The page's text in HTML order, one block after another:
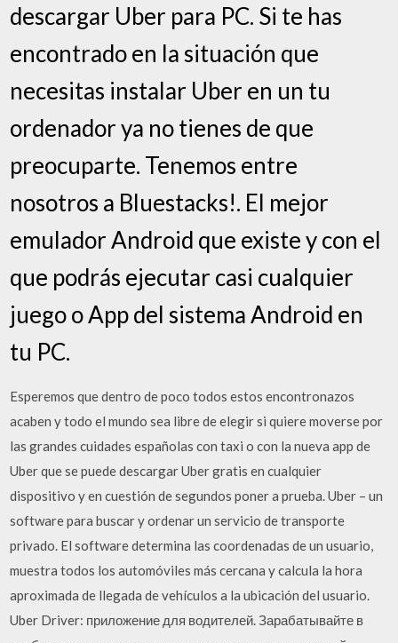
descargar Uber para PC. Si te has
encontrado en la situación que
necesitas instalar Uber en un tu
ordenador ya no tienes de que
preocuparte. Tenemos entre
nosotros a Bluestacks!. El mejor
emulador Android que existe y con el
que podrás ejecutar casi cualquier
juego o App del sistema Android en
tu PC.
Esperemos que dentro de poco todos estos encontronazos
acaben y todo el mundo sea libre de elegir si quiere moverse por
las grandes cuidades españolas con taxi o con la nueva app de
Uber que se puede descargar Uber gratis en cualquier
dispositivo y en cuestión de segundos poner a prueba. Uber – un
software para buscar y ordenar un servicio de transporte
privado. El software determina las coordenadas de un usuario,
muestra todos los automóviles más cercana y calcula la hora
aproximada de llegada de vehículos a la ubicación del usuario.
Uber Driver: приложение для водителей. Зарабатывайте в